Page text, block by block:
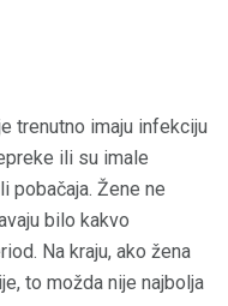
trenutno imaju infekciju
ili su imale
pobačaja. Žene ne
bilo kakvo
Na kraju, ako žena
to možda nije najbolja